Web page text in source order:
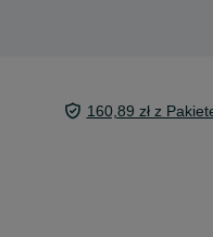
160,89 zł z